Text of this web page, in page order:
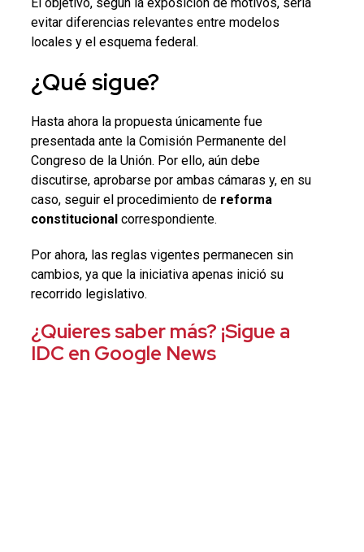
evitar diferencias relevantes entre modelos
locales y el esquema federal.
¿Qué sigue?
Hasta ahora la propuesta únicamente fue
presentada ante la Comisión Permanente del
Congreso de la Unión. Por ello, aún debe
discutirse, aprobarse por ambas cámaras y, en su
caso, seguir el procedimiento de reforma
constitucionalcorrespondiente.
Por ahora, las reglas vigentes permanecen sin
cambios, ya que la iniciativa apenas inició su
recorrido legislativo.
¿Quieres saber más? ¡Sigue a
IDC en Google News